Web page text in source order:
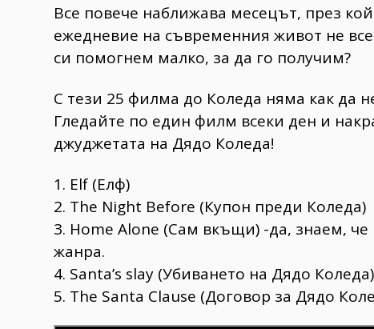
Все повече наближава месецът, през
ежедневие на съвременния живот не
си помогнем малко, за да го получим?
С тези 25 филма до Коледа няма как да
Гледайте по един филм всеки ден и
джуджетата на Дядо Коледа!
1. Elf (Елф)
2. The Night Before (Купон преди Коледа)
3. Home Alone (Сам вкъщи) -да, знаем,
жанра.
4. Santa’s slay (Убиването на Дядо Коледа)
5. The Santa Clause (Договор за Дядо